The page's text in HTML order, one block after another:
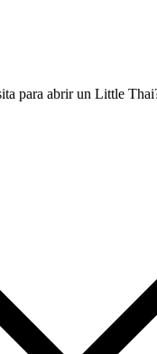
para abrir un Little